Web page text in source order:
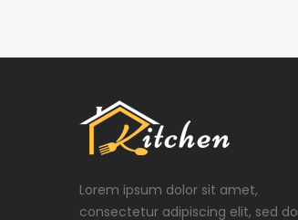
Lorem ipsum dolor sit amet,
consectetur adipiscing elit, sed do